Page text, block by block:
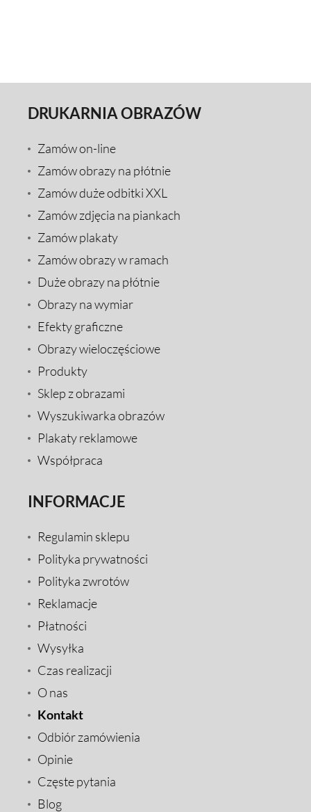
DRUKARNIA OBRAZÓW
Zamów on-line
Zamów obrazy na płótnie
Zamów duże odbitki XXL
Zamów zdjęcia na piankach
Zamów plakaty
Zamów obrazy w ramach
Duże obrazy na płótnie
Obrazy na wymiar
Efekty graficzne
Obrazy wieloczęściowe
Produkty
Sklep z obrazami
Wyszukiwarka obrazów
Plakaty reklamowe
Współpraca
INFORMACJE
Regulamin sklepu
Polityka prywatności
Polityka zwrotów
Reklamacje
Płatności
Wysyłka
Czas realizacji
O nas
Kontakt
Odbiór zamówienia
Opinie
Częste pytania
Blog